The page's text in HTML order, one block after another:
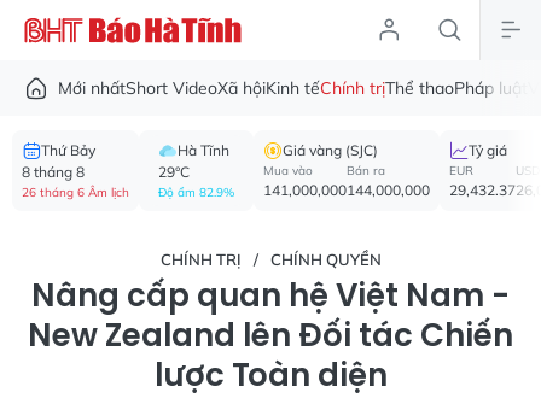
Mới nhấtShort VideoXã hộiKinh tếChính trịThể thaoPháp luật
Thứ Bảy
8 tháng 8
26 tháng 6 Âm lịch
Hà Tĩnh
29°C
Độ ẩm 82.9%
Giá vàng (SJC)
Mua vào
141,000,000
Bán ra
144,000,000
Tỷ giá
EUR
29,432.37
USD
CHÍNH TRỊ CHÍNH QUYỀN
Nâng cấp quan hệ Việt Nam -
New Zealand lên Đối tác Chiến
lược Toàn diện